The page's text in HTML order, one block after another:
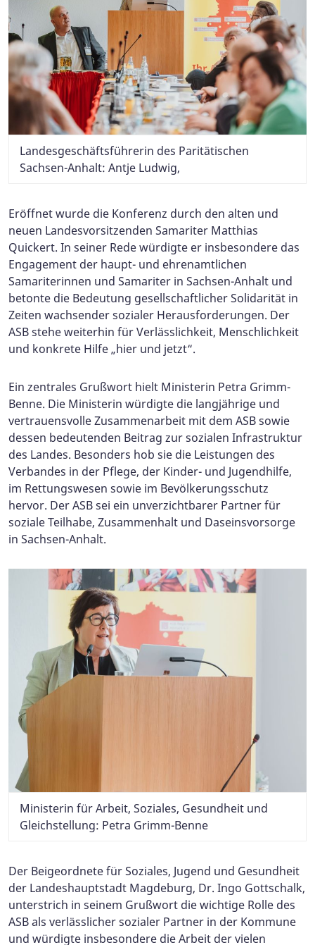
Landesgeschäftsführerin des Paritätischen
Sachsen-Anhalt: Antje Ludwig,
Eröffnet wurde die Konferenz durch den alten und
neuen Landesvorsitzenden Samariter Matthias
Quickert. In seiner Rede würdigte er insbesondere das
Engagement der haupt- und ehrenamtlichen
Samariterinnen und Samariter in Sachsen-Anhalt und
betonte die Bedeutung gesellschaftlicher Solidarität in
Zeiten wachsender sozialer Herausforderungen. Der
ASB stehe weiterhin für Verlässlichkeit, Menschlichkeit
und konkrete Hilfe „hier und jetzt“.
Ein zentrales Grußwort hielt Ministerin Petra Grimm-
Benne. Die Ministerin würdigte die langjährige und
vertrauensvolle Zusammenarbeit mit dem ASB sowie
dessen bedeutenden Beitrag zur sozialen Infrastruktur
des Landes. Besonders hob sie die Leistungen des
Verbandes in der Pflege, der Kinder- und Jugendhilfe,
im Rettungswesen sowie im Bevölkerungsschutz
hervor. Der ASB sei ein unverzichtbarer Partner für
soziale Teilhabe, Zusammenhalt und Daseinsvorsorge
in Sachsen-Anhalt.
Ministerin für Arbeit, Soziales, Gesundheit und
Gleichstellung: Petra Grimm-Benne
Der Beigeordnete für Soziales, Jugend und Gesundheit
der Landeshauptstadt Magdeburg, Dr. Ingo Gottschalk,
unterstrich in seinem Grußwort die wichtige Rolle des
ASB als verlässlicher sozialer Partner in der Kommune
und würdigte insbesondere die Arbeit der vielen